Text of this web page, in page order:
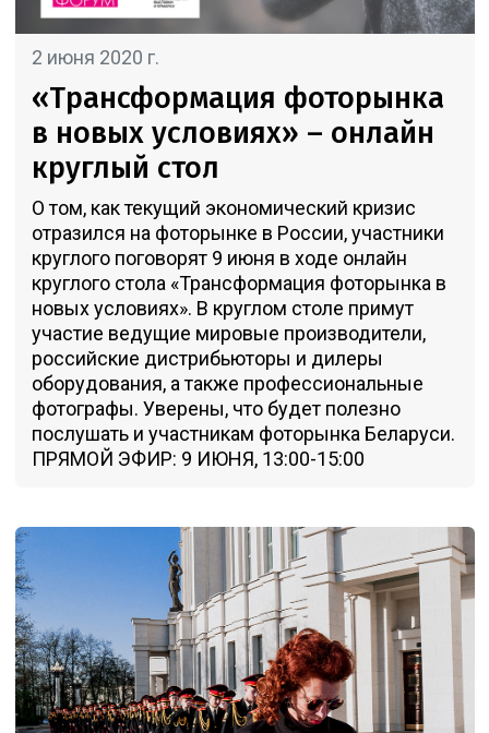
2 июня 2020 г.
«Трансформация фоторынка
в новых условиях» – онлайн
круглый стол
О том, как текущий экономический кризис
отразился на фоторынке в России, участники
круглого поговорят 9 июня в ходе онлайн
круглого стола «Трансформация фоторынка в
новых условиях». В круглом столе примут
участие ведущие мировые производители,
российские дистрибьюторы и дилеры
оборудования, а также профессиональные
фотографы. Уверены, что будет полезно
послушать и участникам фоторынка Беларуси.
ПРЯМОЙ ЭФИР: 9 ИЮНЯ, 13:00-15:00